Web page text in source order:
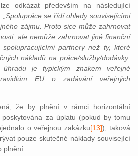
odkázat především na následující
„Spolupráce se řídí ohledy souvisejícími
zájmu. Proto sice může zahrnovat
ale nemůže zahrnovat jiné finanční
spolupracujícími partnery než ty, které
nákladů na práce/služby/dodávky:
je typickým znakem veřejné
EU o zadávání veřejných
že by plnění v rámci horizontální
za úplatu (pokud by tomu
o veřejnou zakázku[13]), taková
pouze skutečné náklady související
plnění.